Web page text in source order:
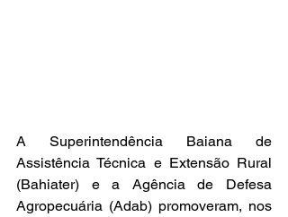
A Superintendência Baiana de
Assistência Técnica e Extensão Rural
(Bahiater) e a Agência de Defesa
Agropecuária (Adab) promoveram, nos